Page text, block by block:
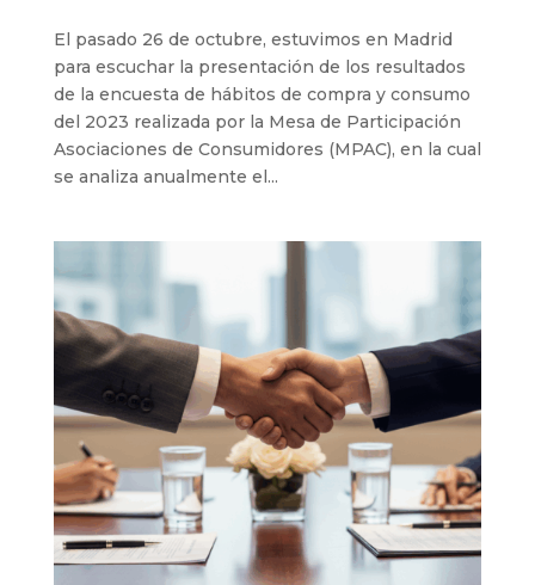
El pasado 26 de octubre, estuvimos en Madrid
para escuchar la presentación de los resultados
de la encuesta de hábitos de compra y consumo
del 2023 realizada por la Mesa de Participación
Asociaciones de Consumidores (MPAC), en la cual
se analiza anualmente el...